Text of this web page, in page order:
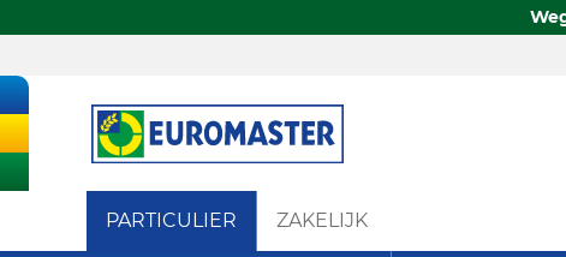
PARTICULIER ZAKELIJK